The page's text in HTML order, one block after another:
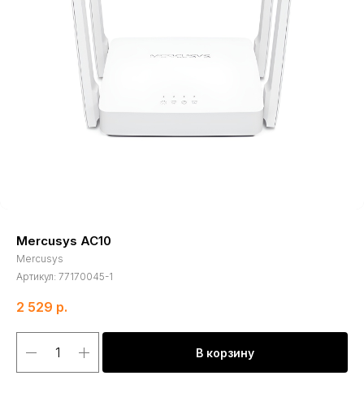
Mercusys AC10
Mercusys
Артикул: 77170045-1
2 529 р.
В корзину